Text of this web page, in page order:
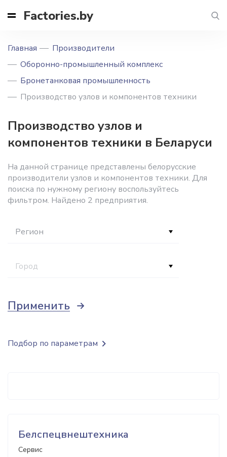
Factories.by
Главная
Производители
Оборонно-промышленный комплекс
Бронетанковая промышленность
Производство узлов и компонентов техники
Производство узлов и
компонентов техники в Беларуси
На данной странице представлены белорусские
производители узлов и компонентов техники. Для
поиска по нужному региону воспользуйтесь
фильтром. Найдено 2 предприятия.
Регион
Город
Применить
Белспецвнештехника
Сервис
Подбор по параметрам